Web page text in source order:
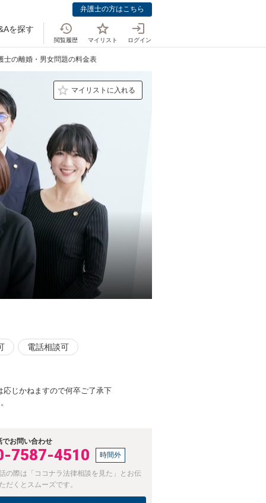
弁護士の方はこちら
を探す
閲覧履歴 マイリスト ログイン
士の離婚・男女問題の料金表
マイリストに入れる
電話相談可
じかねますので何卒ご了承下
でお問い合わせ
7587-4510 時間外
の際は「ココナラ法律相談を見た」とお伝
だくとスムーズです。